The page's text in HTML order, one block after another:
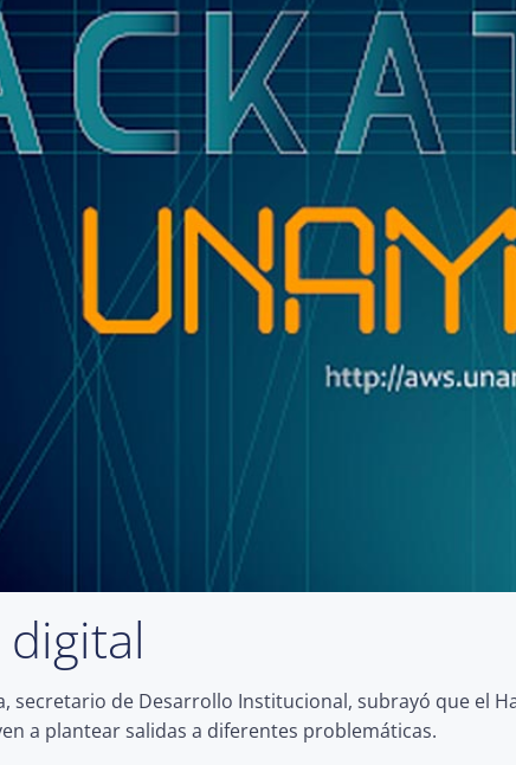
secretario de Desarrollo Institucional, subrayó que el
a plantear salidas a diferentes problemáticas.